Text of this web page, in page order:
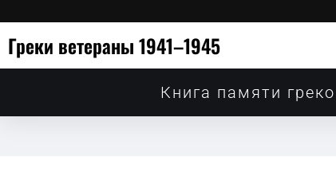
Греки ветераны 1941–1945
Книга памяти